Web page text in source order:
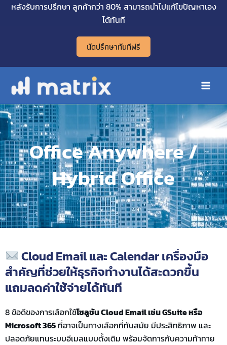
Skipหลังรับการปรึกษา ลูกค้ากว่า 80% สามารถนำไปแก้ไขปัญหาเอง
ได้ทันที
นัดปรึกษาทันทีฟรี
Main
Office Anywhere /
Hybrid Office
Cloud Email และ Calendar เครื่องมือ
สำคัญที่ช่วยให้ธุรกิจทำงานได้สะดวกขึ้น
แถมลดค่าใช้จ่ายได้ทันที
8ข้อดีของการเลือกใช้โซลูชันCloud Emailเช่นGSuiteหรือ
Microsoft 365 ที่อาจเป็นทางเลือกที่ทันสมัย มีประสิทธิภาพ และ
ปลอดภัยแทนระบบอีเมลแบบดั้งเดิม พร้อมจัดการกับความท้าทาย